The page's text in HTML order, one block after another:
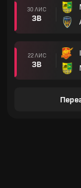
30 ЛИС
ЗВ
22 ЛИС
ЗВ